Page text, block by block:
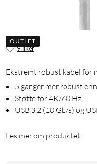
OUTLET
9 liker
Ekstremt robust kabel for
5 ganger mer robust
Støtte for 4K/60 Hz
USB 3.2 (10 Gb/s) og
Les mer om produktet